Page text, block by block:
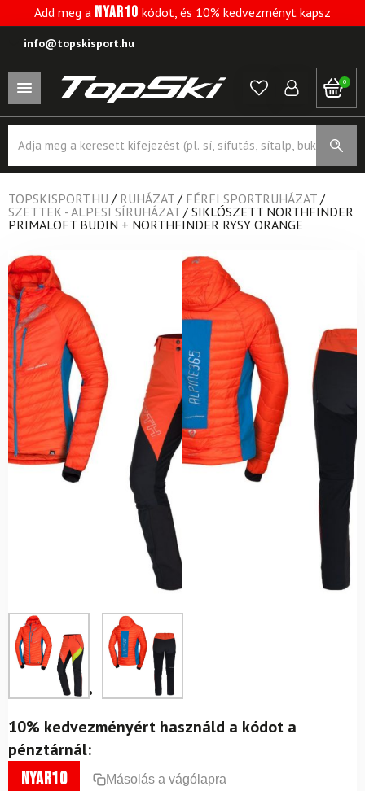
Add meg a NYAR10 kódot, és 10% kedvezményt kapsz
info@topskisport.hu
0
search
TOPSKISPORT.HU / RUHÁZAT / FÉRFI SPORTRUHÁZAT /
SZETTEK - ALPESI SÍRUHÁZAT / SIKLÓSZETT NORTHFINDER
PRIMALOFT BUDIN + NORTHFINDER RYSY ORANGE
10% kedvezményért használd a kódot a
pénztárnál:
nyar10 Másolás a vágólapra